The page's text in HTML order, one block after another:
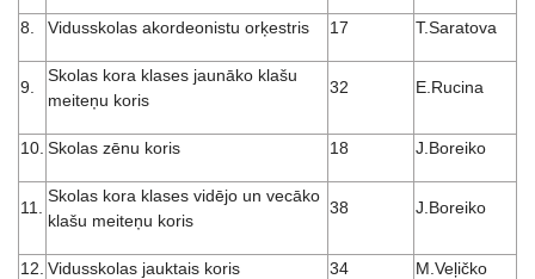
8. Vidusskolas akordeonistu orķestris 17 T.Saratova
9.
Skolas kora klases jaunāko klašu
meiteņu koris
32 E.Rucina
10. Skolas zēnu koris 18 J.Boreiko
11.
Skolas kora klases vidējo un vecāko
klašu meiteņu koris
38 J.Boreiko
12. Vidusskolas jauktais koris 34 M.Veļičko